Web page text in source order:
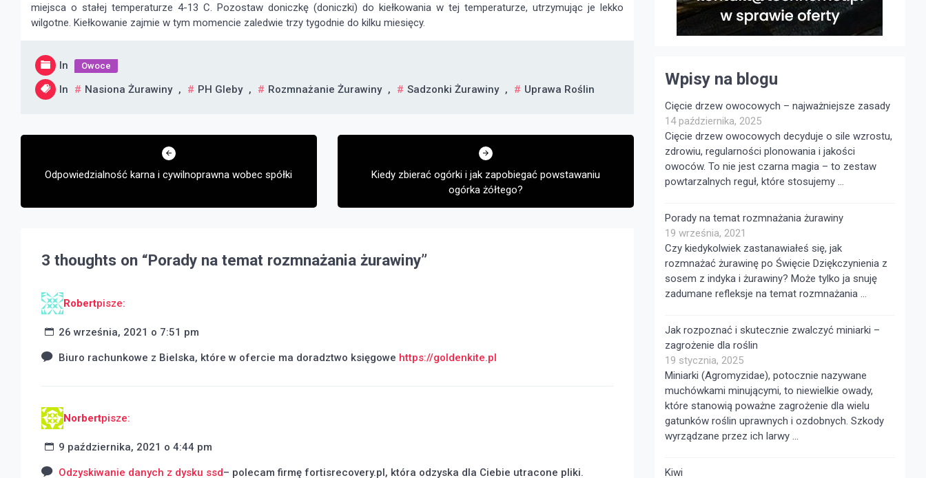
miejsca o stałej temperaturze 4-13 C. Pozostaw doniczkę (doniczki) do kiełkowania w tej temperaturze, utrzymując je lekko
wilgotne. Kiełkowanie zajmie w tym momencie zaledwie trzy tygodnie do kilku miesięcy.
In Owoce
In Nasiona Żurawiny , PH Gleby , Rozmnażanie Żurawiny , Sadzonki Żurawiny , Uprawa Roślin
Nawigacja
Odpowiedzialność karna i cywilnoprawna wobec spółki
Kiedy zbierać ogórki i jak zapobiegać powstawaniu
ogórka żółtego?
3 thoughts on “Porady na temat rozmnażania żurawiny”
Robertpisze:
26 września, 2021 o 7:51 pm
Biuro rachunkowe z Bielska, które w ofercie ma doradztwo księgowe https://goldenkite.pl
Norbertpisze:
9 października, 2021 o 4:44 pm
Odzyskiwanie danych z dysku ssd– polecam firmę fortisrecovery.pl, która odzyska dla Ciebie utracone pliki.
Wpisy na blogu
Cięcie drzew owocowych – najważniejsze zasady
14 października, 2025
Cięcie drzew owocowych decyduje o sile wzrostu,
zdrowiu, regularności plonowania i jakości
owoców. To nie jest czarna magia – to zestaw
powtarzalnych reguł, które stosujemy …
Porady na temat rozmnażania żurawiny
19 września, 2021
Czy kiedykolwiek zastanawiałeś się, jak
rozmnażać żurawinę po Święcie Dziękczynienia z
sosem z indyka i żurawiny? Może tylko ja snuję
zadumane refleksje na temat rozmnażania …
Jak rozpoznać i skutecznie zwalczyć miniarki –
zagrożenie dla roślin
19 stycznia, 2025
Miniarki (Agromyzidae), potocznie nazywane
muchówkami minującymi, to niewielkie owady,
które stanowią poważne zagrożenie dla wielu
gatunków roślin uprawnych i ozdobnych. Szkody
wyrządzane przez ich larwy …
Kiwi